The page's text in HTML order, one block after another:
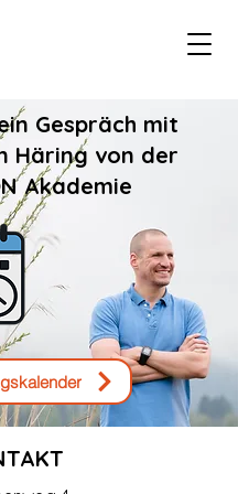
Gespräch mit
Häring von der
Akademie